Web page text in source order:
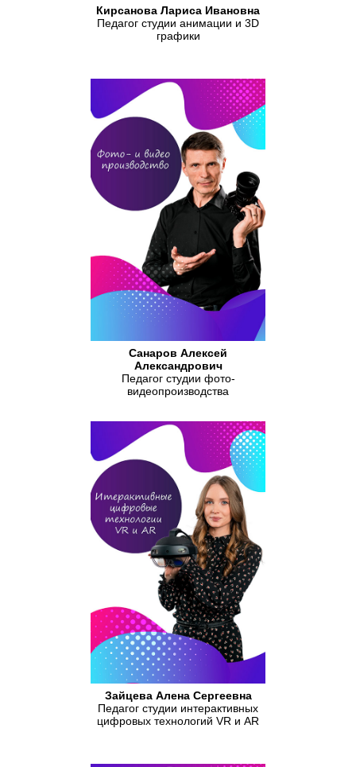
Кирсанова Лариса Ивановна
Педагог студии анимации и 3D
графики
Санаров Алексей
Александрович
Педагог студии фото-
видеопроизводства
Зайцева Алена Сергеевна
Педагог студии интерактивных
цифровых технологий VR и AR